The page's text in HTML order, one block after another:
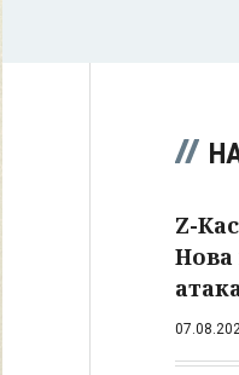
Z-
Нова